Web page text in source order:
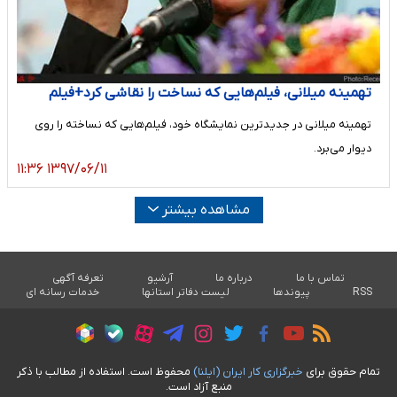
تهمینه میلانی، فیلم‌هایی که نساخت را نقاشی کرد+فیلم
تهمینه میلانی در جدیدترین نمایشگاه خود، فیلم‌هایی که نساخته را روی
دیوار می‌برد.
۱۳۹۷/۰۶/۱۱ ۱۱:۳۶
مشاهده بیشتر
تماس با ما درباره ما آرشیو
تعرفه آگهی
RSS
پیوندها لیست دفاتر استانها خدمات رسانه ای
تمام حقوق برای خبرگزاری کار ايران (ايلنا) محفوظ است. استفاده از مطالب با ذکر
منبع آزاد است.